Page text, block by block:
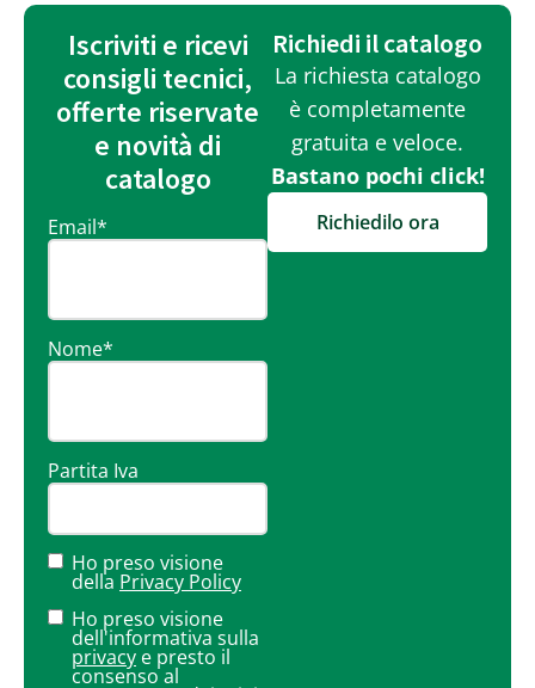
Iscriviti e ricevi
consigli tecnici,
offerte riservate
e novità di
catalogo
Email*
Nome*
Partita Iva
Ho preso visione
della Privacy Policy
Ho preso visione
dell'informativa sulla
privacy e presto il
consenso al
Richiedi il catalogo
La richiesta catalogo
è completamente
gratuita e veloce.
Bastano pochi click!
Richiedilo ora